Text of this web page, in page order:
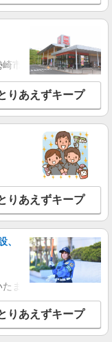
当（5:00〜9:00）時給
4-11-26
詳細を見る
ルバイト・パート】
り 年1回の評価によ
ルバイト賞与（寸
数により金額UP。
県千葉市中央区新宿
細を見る
ザメイクスタッフ
給1,150円以上 土日・
時給1,150円以上
1-2-12
市・太田市・館林市
りあえずキープ
りあえずキープ
、
ま市岩槻区・久喜市・
りあえずキープ